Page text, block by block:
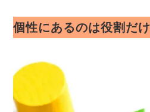
個性にあるのは役割だけ